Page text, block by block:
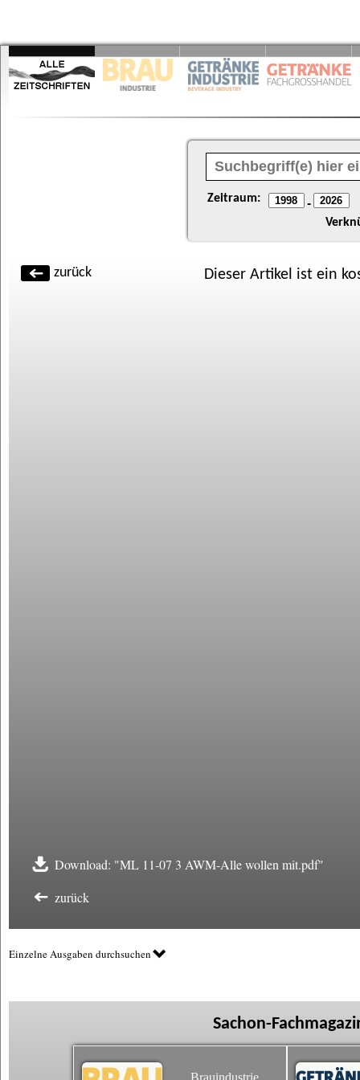
Zeitraum: -
zurück Dieser Artikel ist ein
Download: "ML 11-07 3 AWM-Alle wollen mit.pdf"
zurück
Einzelne Ausgaben durchsuchen
Sachon-
Brauindustrie